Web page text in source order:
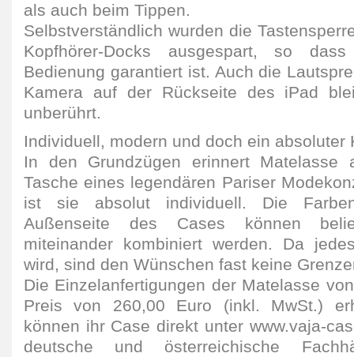
als auch beim Tippen.
Selbstverständlich wurden die
Kopfhörer-Docks ausgespart, so
Bedienung garantiert ist. Auch die
Kamera auf der Rückseite des iPad
unberührt.
Individuell, modern und doch ein absoluter
In den Grundzügen erinnert Matelasse
Tasche eines legendären Pariser
ist sie absolut individuell. Die
Außenseite des Cases können
miteinander kombiniert werden. Da
wird, sind den Wünschen fast keine
Die Einzelanfertigungen der Matelasse
Preis von 260,00 Euro (inkl. MwSt.)
können ihr Case direkt unter www.vaja-
deutsche und österreichische